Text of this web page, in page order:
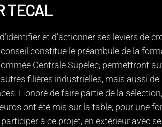
TECAL
et d’actionner ses leviers de
constitue le préambule de la
Centrale Supélec, permettront
filières industrielles, mais aussi
Honoré de faire partie de la
ont été mis sur la table, pour une
à ce projet, en extérieur avec